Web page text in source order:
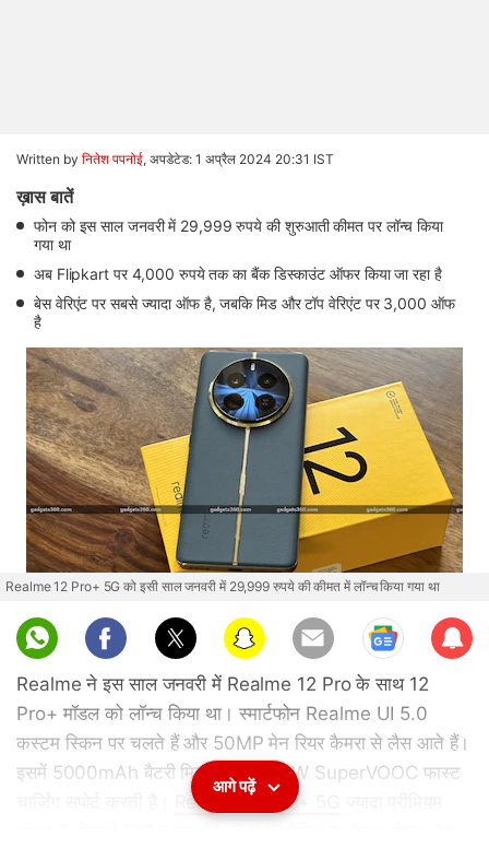
Written by नितेश पपनोई, अपडेटेड: 1 अप्रैल 2024 20:31 IST
ख़ास बातें
फोन को इस साल जनवरी में 29,999 रुपये की शुरुआती कीमत पर लॉन्च किया
गया था
अब Flipkart पर 4,000 रुपये तक का बैंक डिस्काउंट ऑफर किया जा रहा है
बेस वेरिएंट पर सबसे ज्यादा ऑफ है, जबकि मिड और टॉप वेरिएंट पर 3,000 ऑफ
है
Realme 12 Pro+ 5G को इसी साल जनवरी में 29,999 रुपये की कीमत में लॉन्च किया गया था
Sub
scri
Realme ने इस साल जनवरी में Realme 12 Pro के साथ 12
Pro+ मॉडल को लॉन्च किया था। स्मार्टफोन Realme UI 5.0
कस्टम स्किन पर चलते हैं और 50MP मेन रियर कैमरा से लैस आते हैं।
इसमें 5000mAh बैटरी मिलती है, जो 67W SuperVOOC फास्ट
Realme 12 Pro+ 5G
आगे पढ़ें